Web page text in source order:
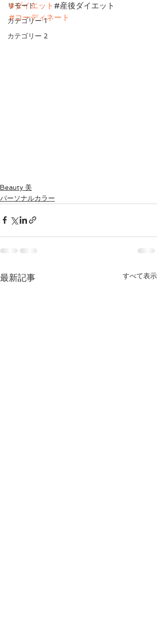
リモード
カテゴリー 1
カテゴリー 2
#ダイエット #産後ダイエット
#コーディネート
Beauty 美
パーソナルカラー
最新記事 すべて表示